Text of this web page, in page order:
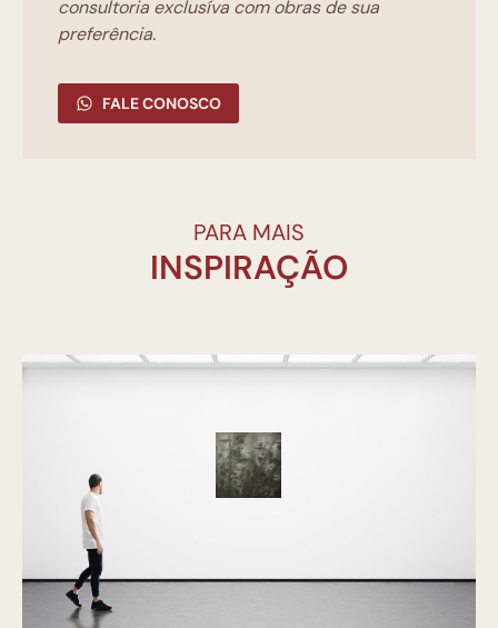
consultoria exclusíva com obras de sua
preferência.
FALE CONOSCO
PARA MAIS
INSPIRAÇÃO